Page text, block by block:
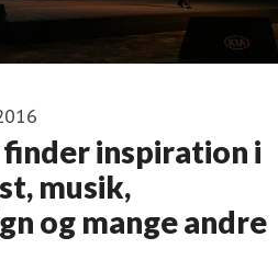
inspiration i
musik,
og mange andre